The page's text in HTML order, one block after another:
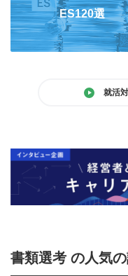
ES120選
就活
書類選考 の人気